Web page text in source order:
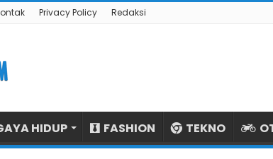
Privacy Policy Redaksi
HIDUP FASHION TEKNO